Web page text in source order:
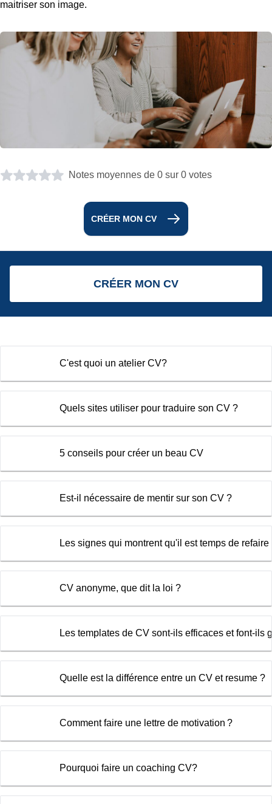
maitriser son image.
Notes moyennes de 0 sur 0 votes
CRÉER MON CV
CRÉER MON CV
C'est quoi un atelier CV?
Quels sites utiliser pour traduire son CV ?
5 conseils pour créer un beau CV
Est-il nécessaire de mentir sur son CV ?
Les signes qui montrent qu'il est temps de refaire
CV anonyme, que dit la loi ?
Les templates de CV sont-ils efficaces et font-ils
Quelle est la différence entre un CV et resume ?
Comment faire une lettre de motivation ?
Pourquoi faire un coaching CV?